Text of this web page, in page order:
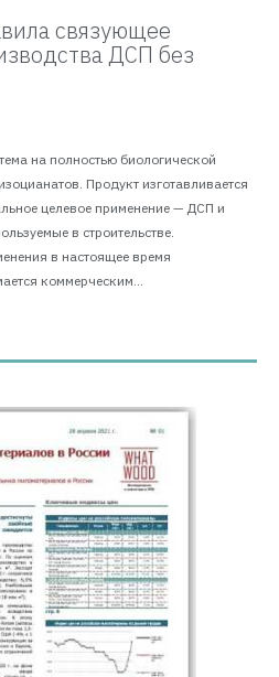
связующее
ДСП без
на полностью биологической
Продукт изготавливается
целевое применение — ДСП и
в строительстве.
в настоящее время
коммерческим...